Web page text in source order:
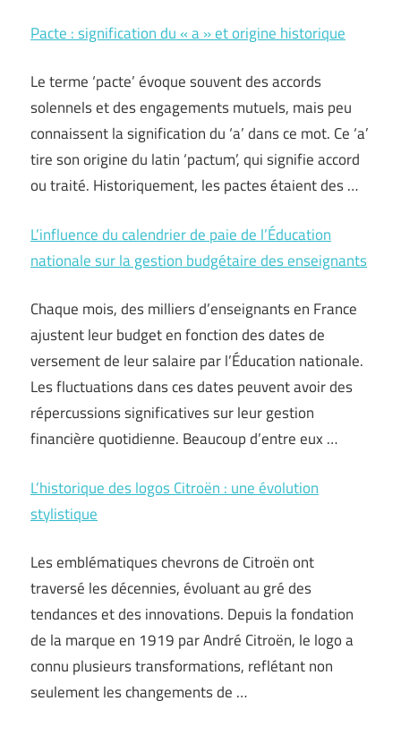
Pacte : signification du « a » et origine historique
Le terme ‘pacte’ évoque souvent des accords
solennels et des engagements mutuels, mais peu
connaissent la signification du ‘a’ dans ce mot. Ce ‘a’
tire son origine du latin ‘pactum’, qui signifie accord
ou traité. Historiquement, les pactes étaient des …
L’influence du calendrier de paie de l’Éducation
nationale sur la gestion budgétaire des enseignants
Chaque mois, des milliers d’enseignants en France
ajustent leur budget en fonction des dates de
versement de leur salaire par l’Éducation nationale.
Les fluctuations dans ces dates peuvent avoir des
répercussions significatives sur leur gestion
financière quotidienne. Beaucoup d’entre eux …
L’historique des logos Citroën : une évolution
stylistique
Les emblématiques chevrons de Citroën ont
traversé les décennies, évoluant au gré des
tendances et des innovations. Depuis la fondation
de la marque en 1919 par André Citroën, le logo a
connu plusieurs transformations, reflétant non
seulement les changements de …